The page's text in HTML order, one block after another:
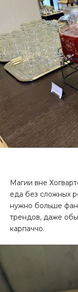
Магии вне
еда без сложных
нужно больше
трендов, даже
карпаччо.